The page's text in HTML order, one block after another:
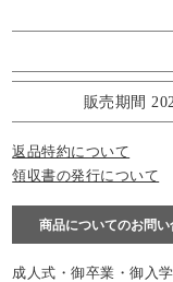
販売期間
返品特約について
領収書の発行について
商品についてのお問い
成人式・御卒業・御入